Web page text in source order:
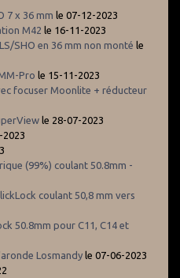
7 x 36 mm le 07-12-2023
M42 le 16-11-2023
SHO en 36 mm non monté le
Pro le 15-11-2023
focuser Moonlite + réducteur
le 28-07-2023
2023
(99%) coulant 50.8mm -
coulant 50,8 mm vers
50.8mm pour C11, C14 et
Losmandy le 07-06-2023